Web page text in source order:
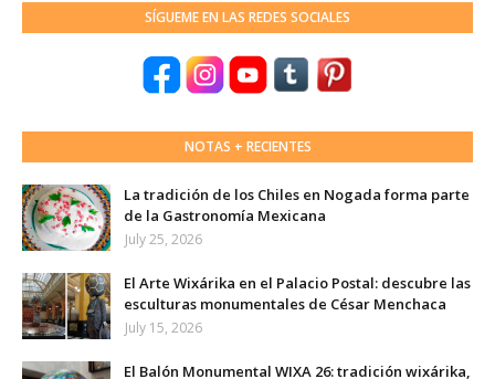
SÍGUEME EN LAS REDES SOCIALES
NOTAS + RECIENTES
La tradición de los Chiles en Nogada forma parte
de la Gastronomía Mexicana
July 25, 2026
El Arte Wixárika en el Palacio Postal: descubre las
esculturas monumentales de César Menchaca
July 15, 2026
El Balón Monumental WIXA 26: tradición wixárika,